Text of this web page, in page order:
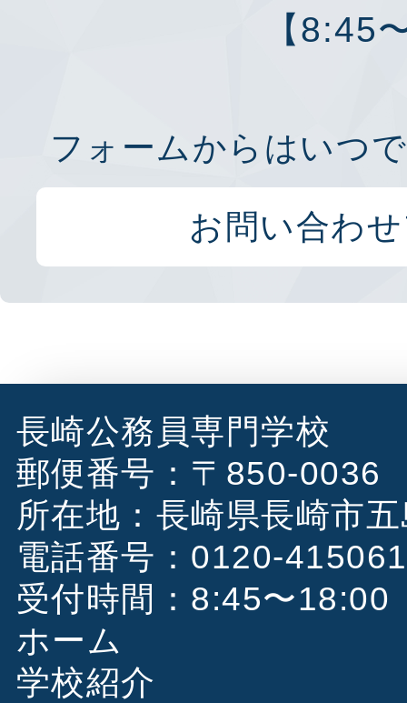
【8:45
フォームからはいつ
お問い合わ
長崎公務員専門学校
郵便番号：〒850-0036
所在地：長崎県長崎市
電話番号：0120-415061
受付時間：8:45〜18:00
ホーム
学校紹介